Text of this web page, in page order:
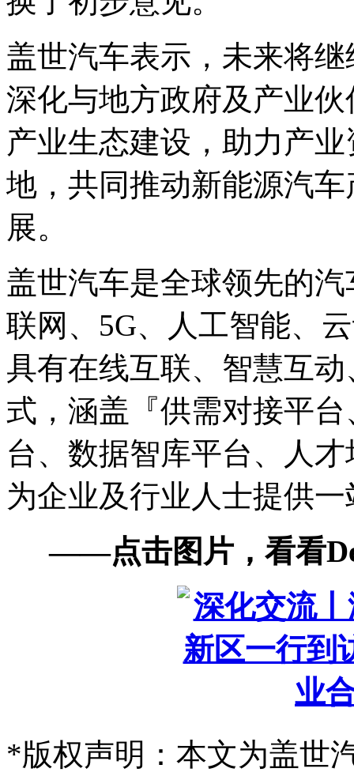
盖世汽车表示，未来将
深化与地方政府及产业
产业生态建设，助力产
地，共同推动新能源汽
展。
盖世汽车是全球领先的
联网、5G、人工智能、
具有在线互联、智慧互
式，涵盖『供需对接平
台、数据智库平台、人
为企业及行业人士提供
——点击图片，看看
*版权声明：本文为盖世